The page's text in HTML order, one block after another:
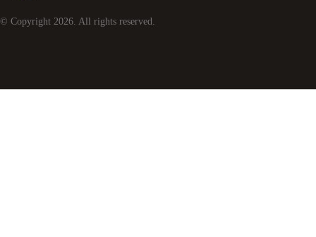
© Copyright 2026 . All rights reserved.